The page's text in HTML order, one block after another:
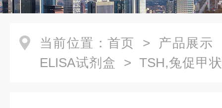
当前位置： 首页 > 产品展示
ELISA试剂盒 > TSH,兔促甲